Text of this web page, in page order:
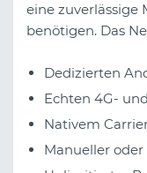
eine zuverlässige
benötigen. Das
Dedizierten
Echten 4G-
Nativem
Manueller